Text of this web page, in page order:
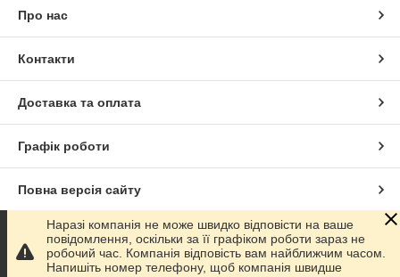
Про нас
Контакти
Доставка та оплата
Графік роботи
Повна версія сайту
Сайт створено на маркетплейсіProm.ua
Наразі компанія не може швидко відповісти на ваше
повідомлення, оскільки за її графіком роботи зараз не
робочий час. Компанія відповість вам найближчим часом.
Напишіть номер телефону, щоб компанія швидше